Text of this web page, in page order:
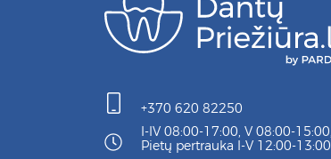
+370 620 82250
I-IV 08:00-17:00, V 08:00-15:00,
Pietų pertrauka I-V 12:00-13:00